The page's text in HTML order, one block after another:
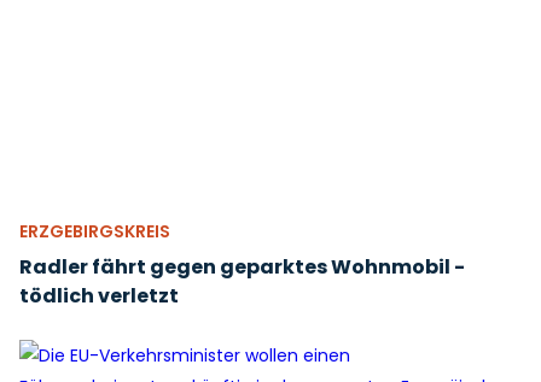
ERZGEBIRGSKREIS
Radler fährt gegen geparktes Wohnmobil -
tödlich verletzt